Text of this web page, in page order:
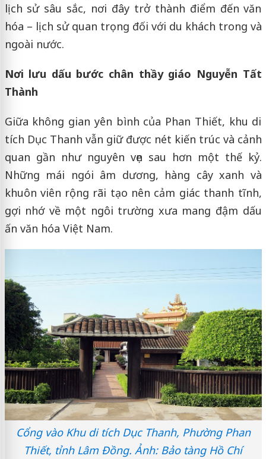
lịch sử sâu sắc, nơi đây trở thành điểm đến văn
hóa – lịch sử quan trọng đối với du khách trong và
ngoài nước.
Nơi lưu dấu bước chân thầy giáo Nguyễn Tất
Thành
Giữa không gian yên bình của Phan Thiết, khu di
tích Dục Thanh vẫn giữ được nét kiến trúc và cảnh
quan gần như nguyên vẹn sau hơn một thế kỷ.
Những mái ngói âm dương, hàng cây xanh và
khuôn viên rộng rãi tạo nên cảm giác thanh tĩnh,
gợi nhớ về một ngôi trường xưa mang đậm dấu
ấn văn hóa Việt Nam.
Cổng vào Khu di tích Dục Thanh, Phường Phan
Thiết, tỉnh Lâm Đồng. Ảnh: Bảo tàng Hồ Chí